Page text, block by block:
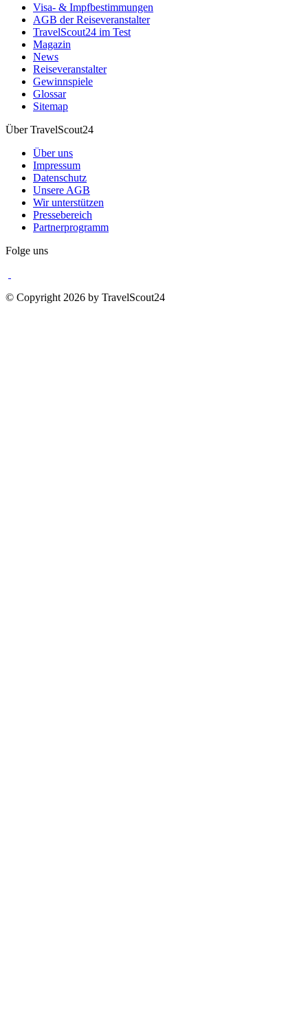
Visa- & Impfbestimmungen
AGB der Reiseveranstalter
TravelScout24 im Test
Magazin
News
Reiseveranstalter
Gewinnspiele
Glossar
Sitemap
Über TravelScout24
Über uns
Impressum
Datenschutz
Unsere AGB
Wir unterstützen
Pressebereich
Partnerprogramm
Folge uns
© Copyright 2026 by TravelScout24